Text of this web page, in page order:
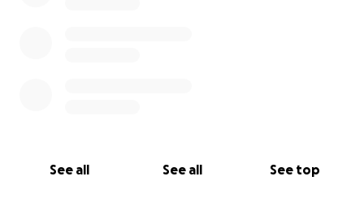
See all See all See top